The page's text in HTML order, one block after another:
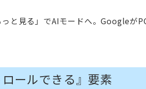
と見る」でAIモードへ。Googleが
ールできる』要素